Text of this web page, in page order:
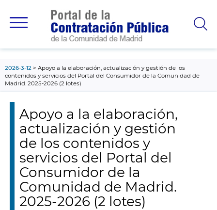
principal
2026-3-12
Apoyo a la elaboración, actualización y gestión de los
contenidos y servicios del Portal del Consumidor de la Comunidad de
Madrid. 2025-2026 (2 lotes)
Apoyo a la elaboración,
actualización y gestión
de los contenidos y
servicios del Portal del
Consumidor de la
Comunidad de Madrid.
2025-2026 (2 lotes)